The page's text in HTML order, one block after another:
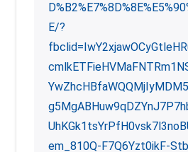
E/?
em_810Q-F7Q6Yzt0ikF-